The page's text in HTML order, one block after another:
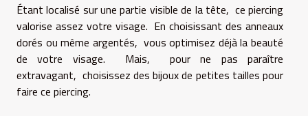
Étant localisé sur une partie visible de la tête, ce piercing
valorise assez votre visage. En choisissant des anneaux
dorés ou même argentés, vous optimisez déjà la beauté
de votre visage. Mais, pour ne pas paraître
extravagant, choisissez des bijoux de petites tailles pour
faire ce piercing.